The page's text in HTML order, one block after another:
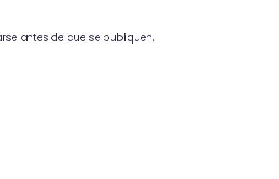
antes de que se publiquen.